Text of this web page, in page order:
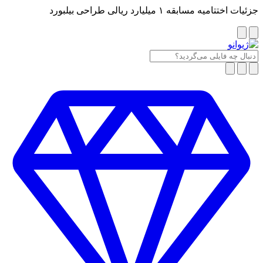
جزئیات اختتامیه مسابقه ۱ میلیارد ریالی طراحی بیلبورد